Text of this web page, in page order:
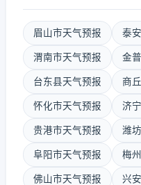
眉山市天气预报 泰
渭南市天气预报 金
台东县天气预报 商
怀化市天气预报 济
贵港市天气预报 潍
阜阳市天气预报 梅
佛山市天气预报 兴